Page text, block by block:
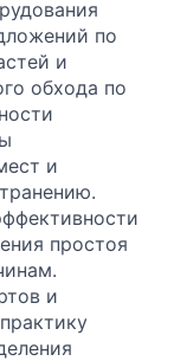
по
и
обхода по
и
простоя
и